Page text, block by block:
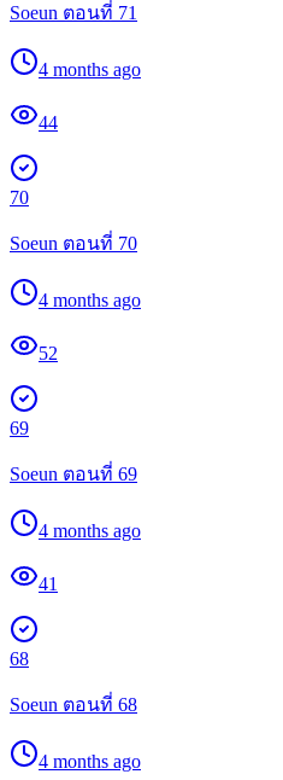
Soeun ตอนที่ 71
4 months ago
44
70
Soeun ตอนที่ 70
4 months ago
52
69
Soeun ตอนที่ 69
4 months ago
41
68
Soeun ตอนที่ 68
4 months ago